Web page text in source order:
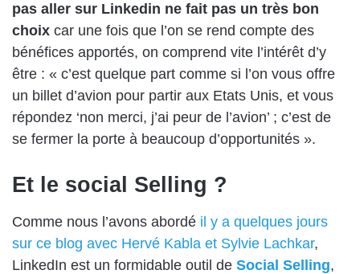
pas aller sur Linkedin ne fait pas un très bon
choix car une fois que l’on se rend compte des
bénéfices apportés, on comprend vite l’intérêt d’y
être : « c’est quelque part comme si l’on vous offre
un billet d’avion pour partir aux Etats Unis, et vous
répondez ‘non merci, j’ai peur de l’avion’ ; c’est de
se fermer la porte à beaucoup d’opportunités ».
Et le social Selling ?
Comme nous l’avons abordé il y a quelques jours
sur ce blog avec Hervé Kabla et Sylvie Lachkar,
LinkedIn est un formidable outil de Social Selling,